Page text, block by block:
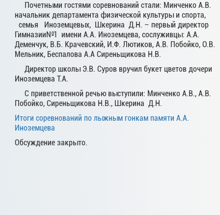
Почетными гостями соревнований стали: Минченко А.В.
начальник департамента физической культуры и спорта,
семья Иноземцевых, Шкерина Д.Н. – первый директор
Гимназии№1 имени А.А. Иноземцева, сослуживцы: А.А.
Деменчук, В.Б. Крачевский, И.Ф. Лютиков, А.В. Побойко, О.В.
Мельник, Беспалова А.А Сиреньщикова Н.В.
Директор школы Э.В. Суров вручил букет цветов дочери
Иноземцева Т.А.
С приветственной речью выступили: Минченко А.В., А.В.
Побойко, Сиреньщикова Н.В., Шкерина Д.Н.
Итоги соревнований по лыжным гонкам памяти А.А.
Иноземцева
Обсуждение закрыто.